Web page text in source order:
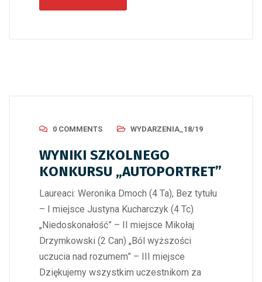
0 COMMENTS WYDARZENIA_18/19
WYNIKI SZKOLNEGO
KONKURSU „AUTOPORTRET”
Laureaci: Weronika Dmoch (4 Ta), Bez tytułu
– I miejsce Justyna Kucharczyk (4 Tc)
„Niedoskonałość” – II miejsce Mikołaj
Drzymkowski (2 Can) „Ból wyższości
uczucia nad rozumem” – III miejsce
Dziękujemy wszystkim uczestnikom za